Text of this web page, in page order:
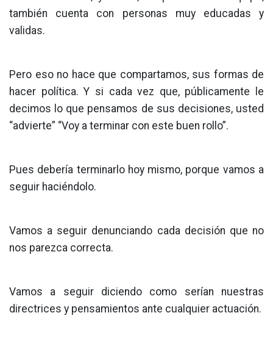
también cuenta con personas muy educadas y
validas.
Pero eso no hace que compartamos, sus formas de
hacer política. Y si cada vez que, públicamente le
decimos lo que pensamos de sus decisiones, usted
“advierte” “Voy a terminar con este buen rollo”.
Pues debería terminarlo hoy mismo, porque vamos a
seguir haciéndolo.
Vamos a seguir denunciando cada decisión que no
nos parezca correcta.
Vamos a seguir diciendo como serían nuestras
directrices y pensamientos ante cualquier actuación.